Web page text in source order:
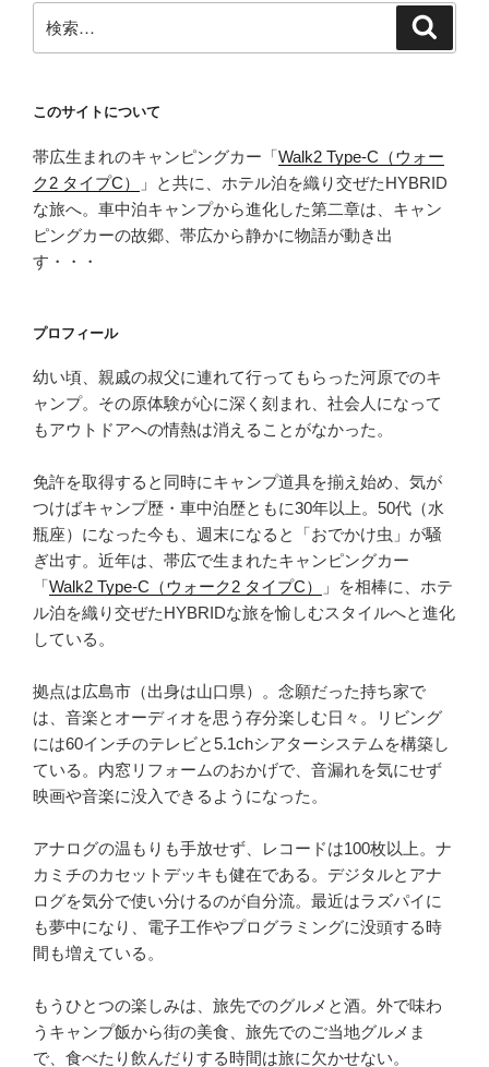
索:
このサイトについて
帯広生まれのキャンピングカー「Walk2 Type‑C（ウォー
ク2 タイプC）
」と共に、ホテル泊を織り交ぜたHYBRID
な旅へ。車中泊キャンプから進化した第二章は、キャン
ピングカーの故郷、帯広から静かに物語が動き出
す・・・
プロフィール
幼い頃、親戚の叔父に連れて行ってもらった河原でのキ
ャンプ。その原体験が心に深く刻まれ、社会人になって
もアウトドアへの情熱は消えることがなかった。
免許を取得すると同時にキャンプ道具を揃え始め、気が
つけばキャンプ歴・車中泊歴ともに30年以上。50代（水
瓶座）になった今も、週末になると「おでかけ虫」が騒
ぎ出す。近年は、帯広で生まれたキャンピングカー
「Walk2 Type‑C（ウォーク2 タイプC）
」を相棒に、ホテ
ル泊を織り交ぜたHYBRIDな旅を愉しむスタイルへと進化
している。
拠点は広島市（出身は山口県）。念願だった持ち家で
は、音楽とオーディオを思う存分楽しむ日々。リビング
には60インチのテレビと5.1chシアターシステムを構築し
ている。内窓リフォームのおかげで、音漏れを気にせず
映画や音楽に没入できるようになった。
アナログの温もりも手放せず、レコードは100枚以上。ナ
カミチのカセットデッキも健在である。デジタルとアナ
ログを気分で使い分けるのが自分流。最近はラズパイに
も夢中になり、電子工作やプログラミングに没頭する時
間も増えている。
もうひとつの楽しみは、旅先でのグルメと酒。外で味わ
うキャンプ飯から街の美食、旅先でのご当地グルメま
で、食べたり飲んだりする時間は旅に欠かせない。